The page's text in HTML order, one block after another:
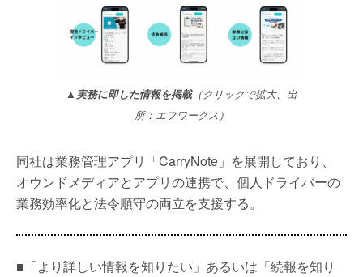
▲実務に即した情報を掲載（クリックで拡大、出
所：エフワークス）
同社は業務管理アプリ「CarryNote」を展開しており、
オウンドメディアとアプリの連携で、個人ドライバーの
業務効率化と法令順守の両立を支援する。
■「より詳しい情報を知りたい」あるいは「続報を知り